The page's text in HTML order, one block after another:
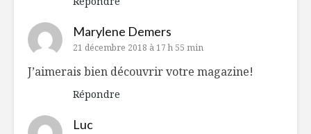
Marylene Demers
21 décembre 2018 à 17 h 55 min
J’aimerais bien découvrir votre magazine!
Répondre
Luc